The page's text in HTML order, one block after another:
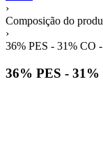
›
Composição do
›
36% PES - 31% CO
36% PES -